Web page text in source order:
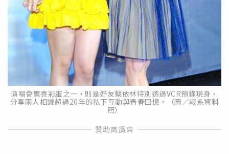
演唱會驚喜彩蛋之一，則是好友蔡依林特別透過VCR預錄現身，
分享兩人相識超過20年的私下互動與青春回憶。（圖／報系資料
照）